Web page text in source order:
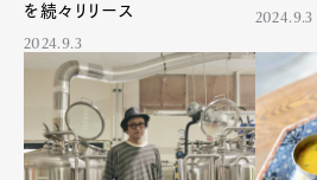
を続々リリース
2024.9.3
2024.9.3